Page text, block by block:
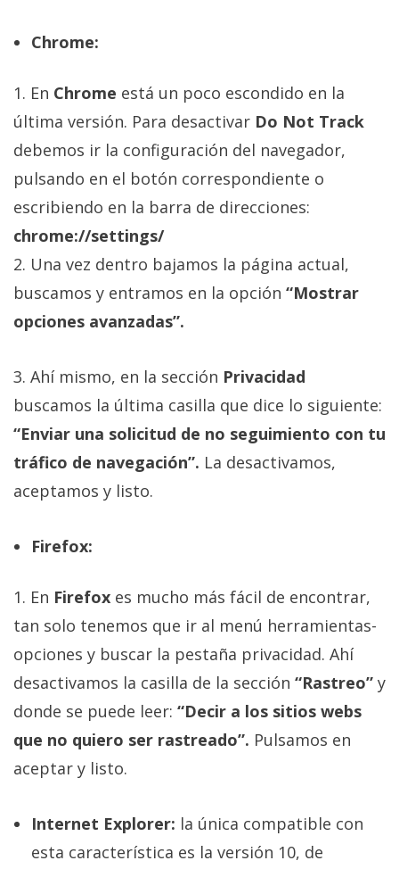
El medio de
encontrarás
noticias sobre
tecnología,
móviles,
ordenadores,
apps,
informática,
comparativas,
trucos y
tutoriales.
Informático
derechos
Chrome:
1. En Chrome está un poco escondido en la
última versión. Para desactivar Do Not Track
debemos ir la configuración del navegador,
pulsando en el botón correspondiente o
escribiendo en la barra de direcciones:
chrome://settings/
2. Una vez dentro bajamos la página actual,
buscamos y entramos en la opción “Mostrar
opciones avanzadas”.
3. Ahí mismo, en la sección Privacidad
buscamos la última casilla que dice lo siguiente:
“Enviar una solicitud de no seguimiento con tu
tráfico de navegación”. La desactivamos,
aceptamos y listo.
Firefox:
1. En Firefox es mucho más fácil de encontrar,
tan solo tenemos que ir al menú herramientas-
opciones y buscar la pestaña privacidad. Ahí
desactivamos la casilla de la sección “Rastreo” y
donde se puede leer: “Decir a los sitios webs
que no quiero ser rastreado”. Pulsamos en
aceptar y listo.
Internet Explorer: la única compatible con
esta característica es la versión 10, de